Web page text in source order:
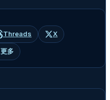
Threads X
更多